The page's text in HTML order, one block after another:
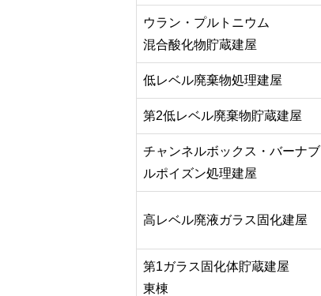
ウラン・プルトニウム
混合酸化物貯蔵建屋
低レベル廃棄物処理建屋
第2低レベル廃棄物貯蔵建屋
チャンネルボックス・バーナブ
ルポイズン処理建屋
高レベル廃液ガラス固化建屋
第1ガラス固化体貯蔵建屋
東棟